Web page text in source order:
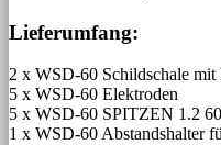
Lieferumfang:
2 x WSD-60 Schildschale mit
5 x WSD-60 Elektroden
5 x WSD-60 SPITZEN 1.2
1 x WSD-60 Abstandshalter